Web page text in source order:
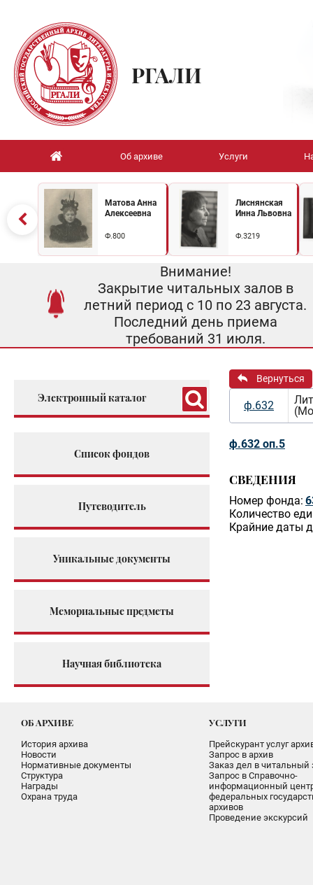
РГАЛИ
Об архиве Услуги
Матова Анна
Алексеевна
Ф.800
Лиснянская
Инна Львовна
Ф.3219
Внимание!
Закрытие читальных залов в
летний период с 10 по 23 августа.
Последний день приема
требований 31 июля.
Электронный каталог
Список фондов
Путеводитель
Уникальные документы
Мемориальные предметы
Научная библиотека
Вернуться
ф.632
ф.632 оп.5
СВЕДЕНИЯ
Номер фонда:
Количество
Крайние даты
ОБ АРХИВЕ
История архива
Новости
Нормативные документы
Структура
Награды
Охрана труда
УСЛУГИ
Прейскурант услуг
Запрос в архив
Заказ дел в читальный
Запрос в Справочно-
информационный
федеральных
архивов
Проведение экскурсий